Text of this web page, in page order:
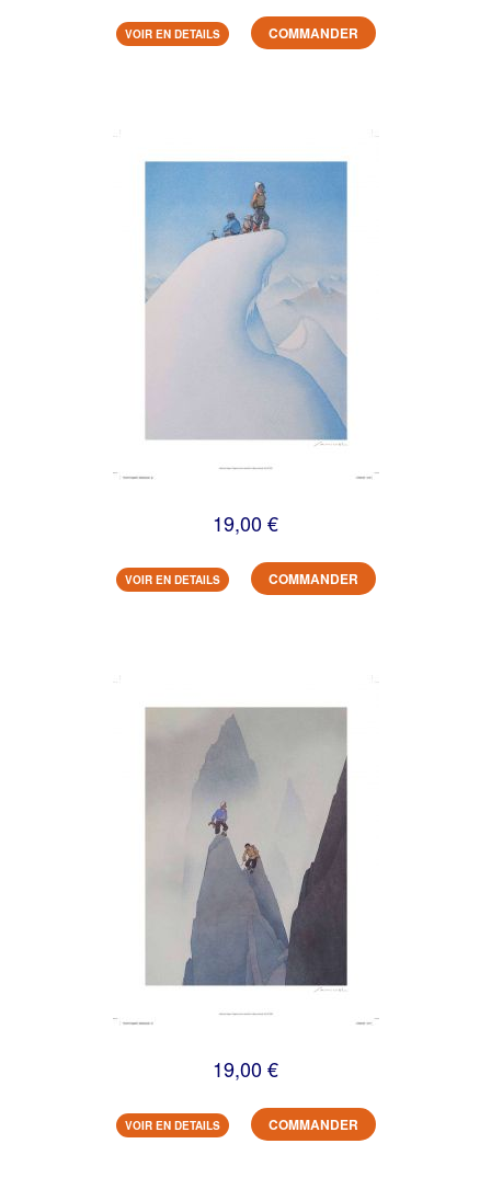
VOIR EN DETAILS COMMANDER
19,00 €
VOIR EN DETAILS COMMANDER
19,00 €
VOIR EN DETAILS COMMANDER